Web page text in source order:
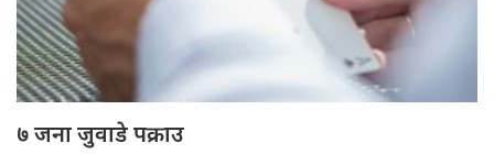
७ जना जुवाडे पक्राउ